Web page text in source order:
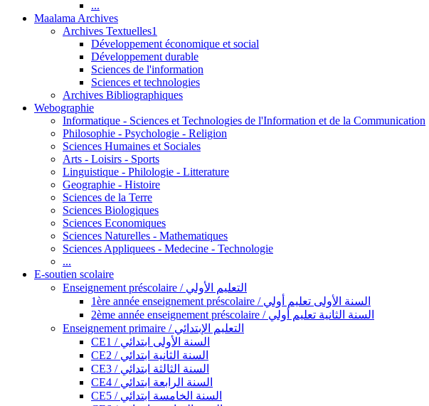
...
Maalama Archives
Archives Textuelles1
Développement économique et social
Développement durable
Sciences de l'information
Sciences et technologies
Archives Bibliographiques
Webographie
Informatique - Sciences et Technologies de l'Information et de la Communication
Philosophie - Psychologie - Religion
Sciences Humaines et Sociales
Arts - Loisirs - Sports
Linguistique - Philologie - Litterature
Geographie - Histoire
Sciences de la Terre
Sciences Biologiques
Sciences Economiques
Sciences Naturelles - Mathematiques
Sciences Appliquees - Medecine - Technologie
...
E-soutien scolaire
Enseignement préscolaire / التعليم الأولي
1ère année enseignement préscolaire / السنة الأولى تعليم أولي
2ème année enseignement préscolaire / السنة الثانية تعليم أولي
Enseignement primaire / التعليم الإبتدائي
CE1 / السنة الأولى ابتدائي
CE2 / السنة الثانية ابتدائي
CE3 / السنة الثالثة ابتدائي
CE4 / السنة الرابعة ابتدائي
CE5 / السنة الخامسة ابتدائي